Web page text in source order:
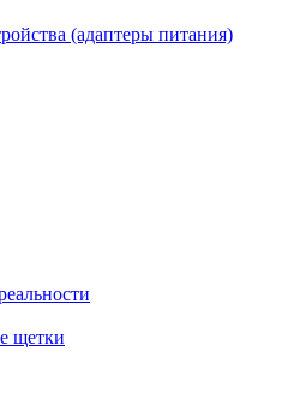
(адаптеры питания)
щетки